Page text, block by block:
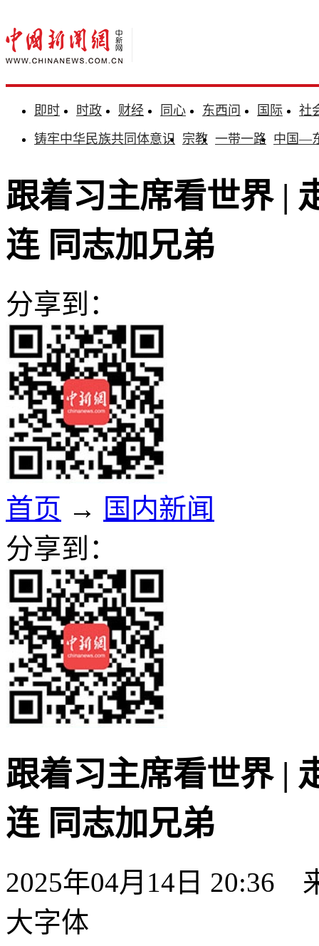
即时 时政 财经 同心 东西问 国际
社
铸牢中华民族共同体意识 宗教 一带一路 中国—
跟着习主席看世界 |
连 同志加兄弟
分享到：
首页 → 国内新闻
分享到：
跟着习主席看世界 |
连 同志加兄弟
2025年04月14日 20:36
大字体